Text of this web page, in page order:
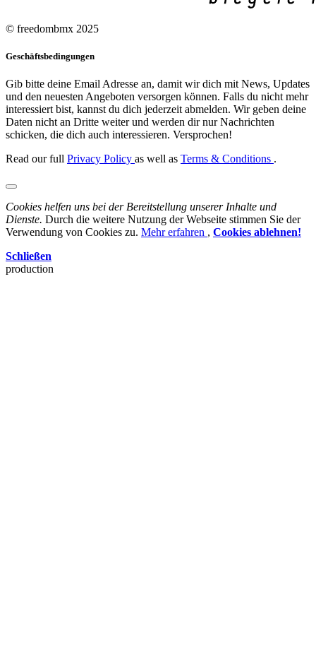
© freedombmx 2025
Geschäftsbedingungen
Gib bitte deine Email Adresse an, damit wir dich mit News, Updates
und den neuesten Angeboten versorgen können. Falls du nicht mehr
interessiert bist, kannst du dich jederzeit abmelden. Wir geben deine
Daten nicht an Dritte weiter und werden dir nur Nachrichten
schicken, die dich auch interessieren. Versprochen!
Read our full Privacy Policy as well as Terms & Conditions .
Cookies helfen uns bei der Bereitstellung unserer Inhalte und
Dienste. Durch die weitere Nutzung der Webseite stimmen Sie der
Verwendung von Cookies zu. Mehr erfahren , Cookies ablehnen!
Schließen
production